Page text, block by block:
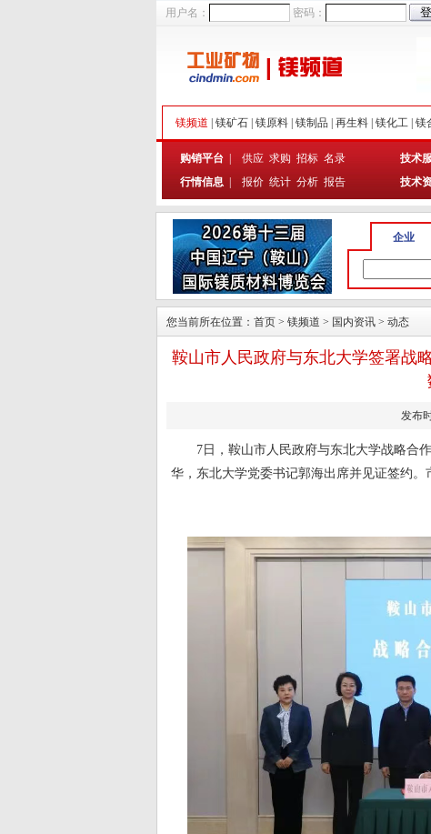
用户名： 密码：
镁频道 镁矿石 镁原料 镁制品 再生料 镁化工 镁
购销平台 供应 求购 招标 名录
行情信息
报价 统计 分析 报告
技术
技术
企业
您当前所在位置： 首页 > 镁频道 > 国内资讯 > 动态
鞍山市人民政府与东北大学签署战
发布
7日，鞍山市人民政府与东北大学战略合
华，东北大学党委书记郭海出席并见证签约。